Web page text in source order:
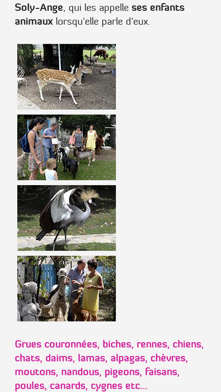
Soly-Ange, qui les appelle ses enfants
animaux lorsqu'elle parle d'eux.
Grues couronnées, biches, rennes, chiens,
chats, daims, lamas, alpagas, chèvres,
moutons, nandous, pigeons, faisans,
poules, canards, cygnes etc...